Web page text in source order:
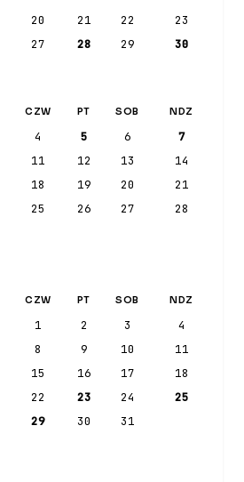
20 21 22
23
27 28 29 30
CZW PT SOB NDZ
4 5 6
7
11 12 13
14
18 19 20
21
25 26 27
28
CZW PT SOB NDZ
1 2 3
4
8 9 10
11
15 16 17
18
22 23 24
25
29 30 31